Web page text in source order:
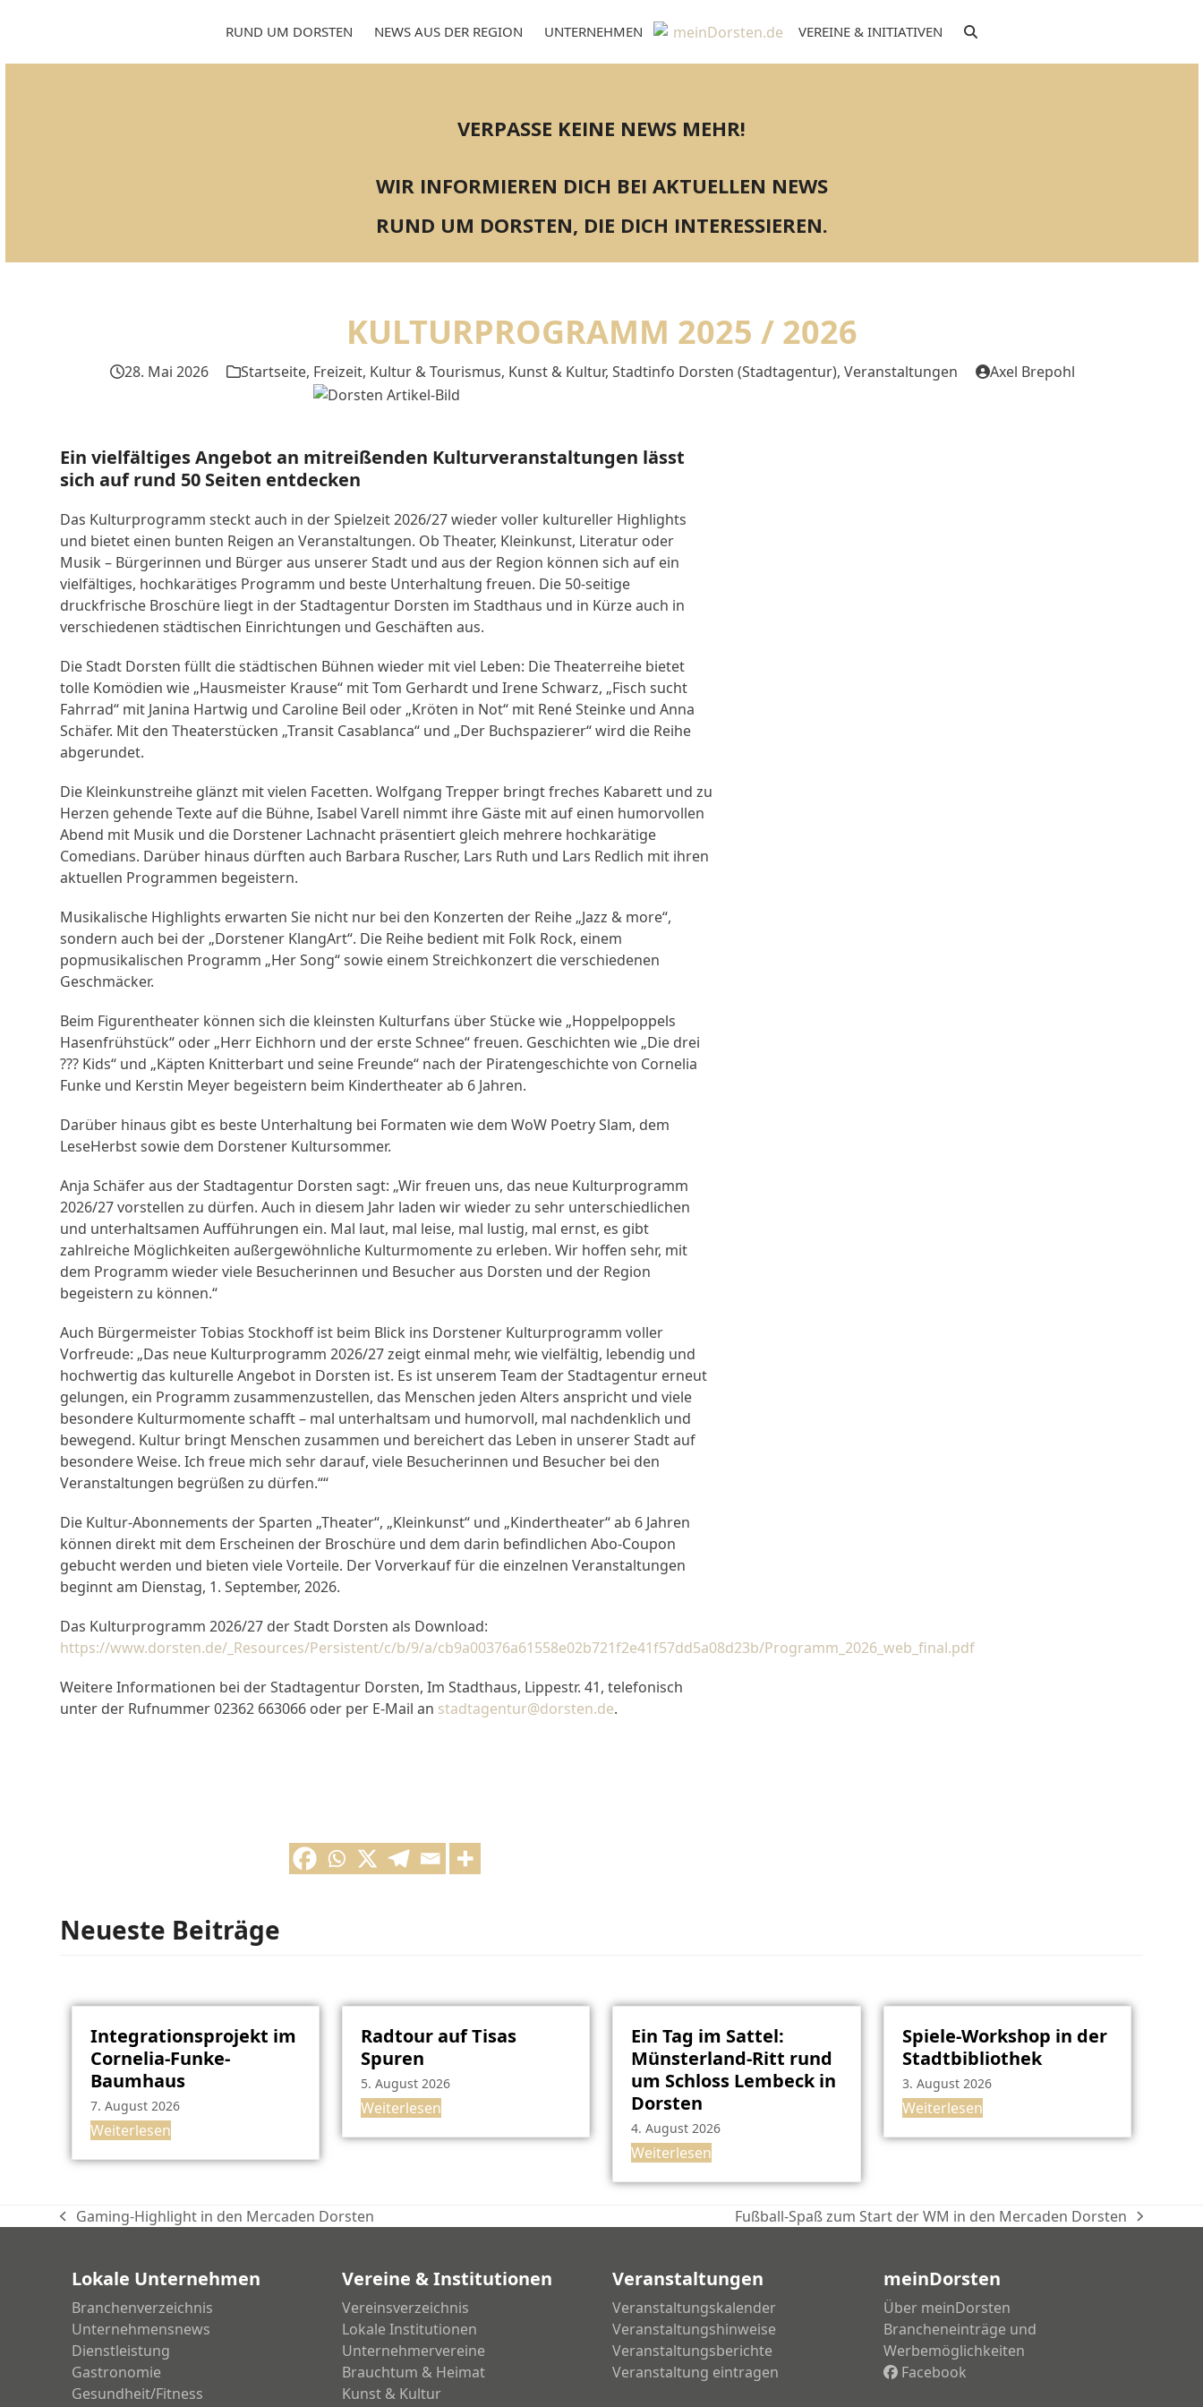
RUND UM DORSTEN NEWS AUS DER REGION UNTERNEHMEN VEREINE & INITIATIVEN
VERPASSE KEINE NEWS MEHR!
WIR INFORMIEREN DICH BEI AKTUELLEN NEWS
RUND UM DORSTEN, DIE DICH INTERESSIEREN.
KULTURPROGRAMM 2025 / 2026
28. Mai 2026 Startseite, Freizeit, Kultur & Tourismus, Kunst & Kultur, Stadtinfo Dorsten (Stadtagentur), Veranstaltungen Axel Brepohl
Ein vielfältiges Angebot an mitreißenden Kulturveranstaltungen lässt
sich auf rund 50 Seiten entdecken
Das Kulturprogramm steckt auch in der Spielzeit 2026/27 wieder voller kultureller Highlights
und bietet einen bunten Reigen an Veranstaltungen. Ob Theater, Kleinkunst, Literatur oder
Musik – Bürgerinnen und Bürger aus unserer Stadt und aus der Region können sich auf ein
vielfältiges, hochkarätiges Programm und beste Unterhaltung freuen. Die 50-seitige
druckfrische Broschüre liegt in der Stadtagentur Dorsten im Stadthaus und in Kürze auch in
verschiedenen städtischen Einrichtungen und Geschäften aus.
Die Stadt Dorsten füllt die städtischen Bühnen wieder mit viel Leben: Die Theaterreihe bietet
tolle Komödien wie „Hausmeister Krause“ mit Tom Gerhardt und Irene Schwarz, „Fisch sucht
Fahrrad“ mit Janina Hartwig und Caroline Beil oder „Kröten in Not“ mit René Steinke und Anna
Schäfer. Mit den Theaterstücken „Transit Casablanca“ und „Der Buchspazierer“ wird die Reihe
abgerundet.
Die Kleinkunstreihe glänzt mit vielen Facetten. Wolfgang Trepper bringt freches Kabarett und zu
Herzen gehende Texte auf die Bühne, Isabel Varell nimmt ihre Gäste mit auf einen humorvollen
Abend mit Musik und die Dorstener Lachnacht präsentiert gleich mehrere hochkarätige
Comedians. Darüber hinaus dürften auch Barbara Ruscher, Lars Ruth und Lars Redlich mit ihren
aktuellen Programmen begeistern.
Musikalische Highlights erwarten Sie nicht nur bei den Konzerten der Reihe „Jazz & more“,
sondern auch bei der „Dorstener KlangArt“. Die Reihe bedient mit Folk Rock, einem
popmusikalischen Programm „Her Song“ sowie einem Streichkonzert die verschiedenen
Geschmäcker.
Beim Figurentheater können sich die kleinsten Kulturfans über Stücke wie „Hoppelpoppels
Hasenfrühstück“ oder „Herr Eichhorn und der erste Schnee“ freuen. Geschichten wie „Die drei
??? Kids“ und „Käpten Knitterbart und seine Freunde“ nach der Piratengeschichte von Cornelia
Funke und Kerstin Meyer begeistern beim Kindertheater ab 6 Jahren.
Darüber hinaus gibt es beste Unterhaltung bei Formaten wie dem WoW Poetry Slam, dem
LeseHerbst sowie dem Dorstener Kultursommer.
Anja Schäfer aus der Stadtagentur Dorsten sagt: „Wir freuen uns, das neue Kulturprogramm
2026/27 vorstellen zu dürfen. Auch in diesem Jahr laden wir wieder zu sehr unterschiedlichen
und unterhaltsamen Aufführungen ein. Mal laut, mal leise, mal lustig, mal ernst, es gibt
zahlreiche Möglichkeiten außergewöhnliche Kulturmomente zu erleben. Wir hoffen sehr, mit
dem Programm wieder viele Besucherinnen und Besucher aus Dorsten und der Region
begeistern zu können.“
Auch Bürgermeister Tobias Stockhoff ist beim Blick ins Dorstener Kulturprogramm voller
Vorfreude: „Das neue Kulturprogramm 2026/27 zeigt einmal mehr, wie vielfältig, lebendig und
hochwertig das kulturelle Angebot in Dorsten ist. Es ist unserem Team der Stadtagentur erneut
gelungen, ein Programm zusammenzustellen, das Menschen jeden Alters anspricht und viele
besondere Kulturmomente schafft – mal unterhaltsam und humorvoll, mal nachdenklich und
bewegend. Kultur bringt Menschen zusammen und bereichert das Leben in unserer Stadt auf
besondere Weise. Ich freue mich sehr darauf, viele Besucherinnen und Besucher bei den
Veranstaltungen begrüßen zu dürfen.““
Die Kultur-Abonnements der Sparten „Theater“, „Kleinkunst“ und „Kindertheater“ ab 6 Jahren
können direkt mit dem Erscheinen der Broschüre und dem darin befindlichen Abo-Coupon
gebucht werden und bieten viele Vorteile. Der Vorverkauf für die einzelnen Veranstaltungen
beginnt am Dienstag, 1. September, 2026.
Das Kulturprogramm 2026/27 der Stadt Dorsten als Download:
https://www.dorsten.de/_Resources/Persistent/c/b/9/a/cb9a00376a61558e02b721f2e41f57dd5a08d23b/Programm_2026_web_final.pdf
Weitere Informationen bei der Stadtagentur Dorsten, Im Stadthaus, Lippestr. 41, telefonisch
unter der Rufnummer 02362 663066 oder per E-Mail an stadtagentur@dorsten.de.
Neueste Beiträge
Integrationsprojekt im
Cornelia-Funke-
Baumhaus
7. August 2026
Weiterlesen
Radtour auf Tisas
Spuren
5. August 2026
Weiterlesen
Ein Tag im Sattel:
Münsterland-Ritt rund
um Schloss Lembeck in
Dorsten
4. August 2026
Weiterlesen
Spiele-Workshop in der
Stadtbibliothek
3. August 2026
Weiterlesen
vorheriger
Gaming-Highlight in den Mercaden Dorsten
Nächster
Fußball-Spaß zum Start der WM in den Mercaden Dorsten
Lokale Unternehmen
Branchenverzeichnis
Unternehmensnews
Dienstleistung
Gastronomie
Gesundheit/Fitness
Vereine & Institutionen
Vereinsverzeichnis
Lokale Institutionen
Unternehmervereine
Brauchtum & Heimat
Kunst & Kultur
Veranstaltungen
Veranstaltungskalender
Veranstaltungshinweise
Veranstaltungsberichte
Veranstaltung eintragen
meinDorsten
Über meinDorsten
Brancheneinträge und
Werbemöglichkeiten
Facebook